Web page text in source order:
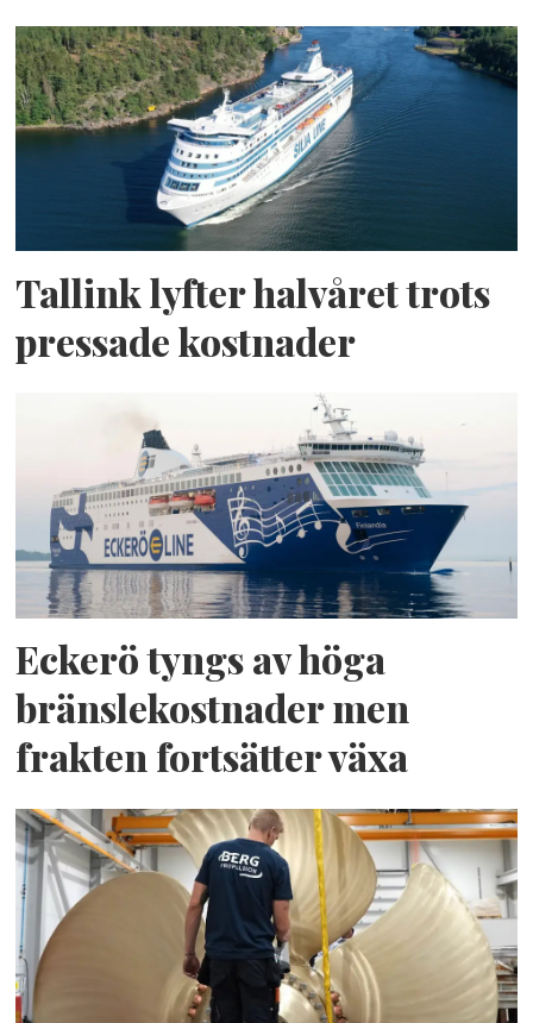
Tallink lyfter halvåret trots
pressade kostnader
Eckerö tyngs av höga
bränslekostnader men
frakten fortsätter växa